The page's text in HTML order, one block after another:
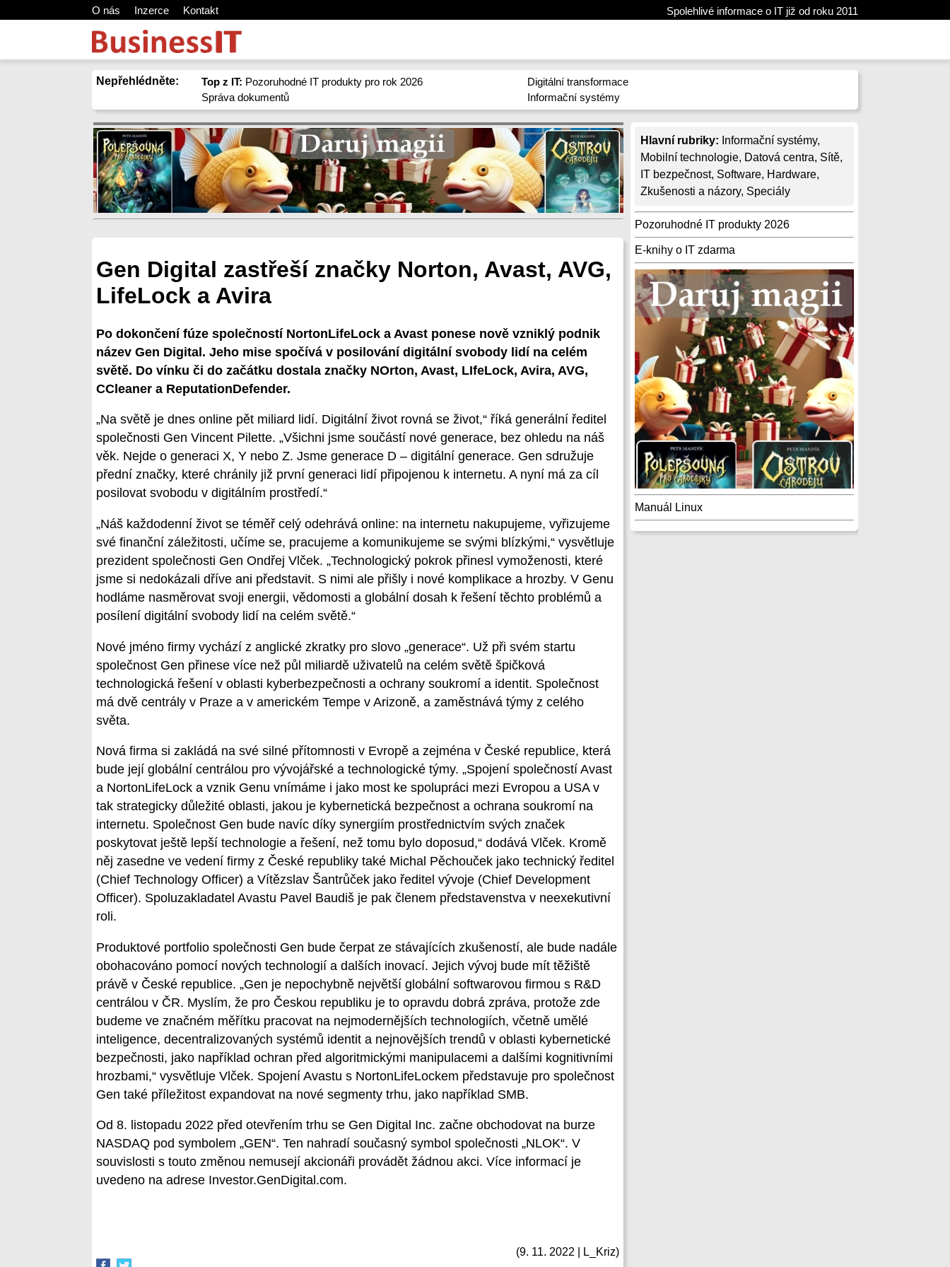
O nás Inzerce Kontakt Spolehlivé informace o IT již od roku 2011
Nepřehlédněte: Top z IT: Pozoruhodné IT produkty pro rok 2026
Správa dokumentů
Digitální transformace
Informační systémy
Hlavní rubriky: Informační systémy,
Mobilní technologie, Datová centra, Sítě,
IT bezpečnost, Software, Hardware,
Zkušenosti a názory, Speciály
Pozoruhodné IT produkty 2026
E-knihy o IT zdarma
Manuál Linux
Gen Digital zastřeší značky Norton, Avast, AVG,
LifeLock a Avira
Po dokončení fúze společností NortonLifeLock a Avast ponese nově vzniklý podnik
název Gen Digital. Jeho mise spočívá v posilování digitální svobody lidí na celém
světě. Do vínku či do začátku dostala značky NOrton, Avast, LIfeLock, Avira, AVG,
CCleaner a ReputationDefender.
„Na světě je dnes online pět miliard lidí. Digitální život rovná se život,“ říká generální ředitel
společnosti Gen Vincent Pilette. „Všichni jsme součástí nové generace, bez ohledu na náš
věk. Nejde o generaci X, Y nebo Z. Jsme generace D – digitální generace. Gen sdružuje
přední značky, které chránily již první generaci lidí připojenou k internetu. A nyní má za cíl
posilovat svobodu v digitálním prostředí.“
„Náš každodenní život se téměř celý odehrává online: na internetu nakupujeme, vyřizujeme
své finanční záležitosti, učíme se, pracujeme a komunikujeme se svými blízkými,“ vysvětluje
prezident společnosti Gen Ondřej Vlček. „Technologický pokrok přinesl vymoženosti, které
jsme si nedokázali dříve ani představit. S nimi ale přišly i nové komplikace a hrozby. V Genu
hodláme nasměrovat svoji energii, vědomosti a globální dosah k řešení těchto problémů a
posílení digitální svobody lidí na celém světě.“
Nové jméno firmy vychází z anglické zkratky pro slovo „generace“. Už při svém startu
společnost Gen přinese více než půl miliardě uživatelů na celém světě špičková
technologická řešení v oblasti kyberbezpečnosti a ochrany soukromí a identit. Společnost
má dvě centrály v Praze a v americkém Tempe v Arizoně, a zaměstnává týmy z celého
světa.
Nová firma si zakládá na své silné přítomnosti v Evropě a zejména v České republice, která
bude její globální centrálou pro vývojářské a technologické týmy. „Spojení společností Avast
a NortonLifeLock a vznik Genu vnímáme i jako most ke spolupráci mezi Evropou a USA v
tak strategicky důležité oblasti, jakou je kybernetická bezpečnost a ochrana soukromí na
internetu. Společnost Gen bude navíc díky synergiím prostřednictvím svých značek
poskytovat ještě lepší technologie a řešení, než tomu bylo doposud,“ dodává Vlček. Kromě
něj zasedne ve vedení firmy z České republiky také Michal Pěchouček jako technický ředitel
(Chief Technology Officer) a Vítězslav Šantrůček jako ředitel vývoje (Chief Development
Officer). Spoluzakladatel Avastu Pavel Baudiš je pak členem představenstva v neexekutivní
roli.
Produktové portfolio společnosti Gen bude čerpat ze stávajících zkušeností, ale bude nadále
obohacováno pomocí nových technologií a dalších inovací. Jejich vývoj bude mít těžiště
právě v České republice. „Gen je nepochybně největší globální softwarovou firmou s R&D
centrálou v ČR. Myslím, že pro Českou republiku je to opravdu dobrá zpráva, protože zde
budeme ve značném měřítku pracovat na nejmodernějších technologiích, včetně umělé
inteligence, decentralizovaných systémů identit a nejnovějších trendů v oblasti kybernetické
bezpečnosti, jako například ochran před algoritmickými manipulacemi a dalšími kognitivními
hrozbami,“ vysvětluje Vlček. Spojení Avastu s NortonLifeLockem představuje pro společnost
Gen také příležitost expandovat na nové segmenty trhu, jako například SMB.
Od 8. listopadu 2022 před otevřením trhu se Gen Digital Inc. začne obchodovat na burze
NASDAQ pod symbolem „GEN“. Ten nahradí současný symbol společnosti „NLOK“. V
souvislosti s touto změnou nemusejí akcionáři provádět žádnou akci. Více informací je
uvedeno na adrese Investor.GenDigital.com.
(9. 11. 2022 | L_Kriz)